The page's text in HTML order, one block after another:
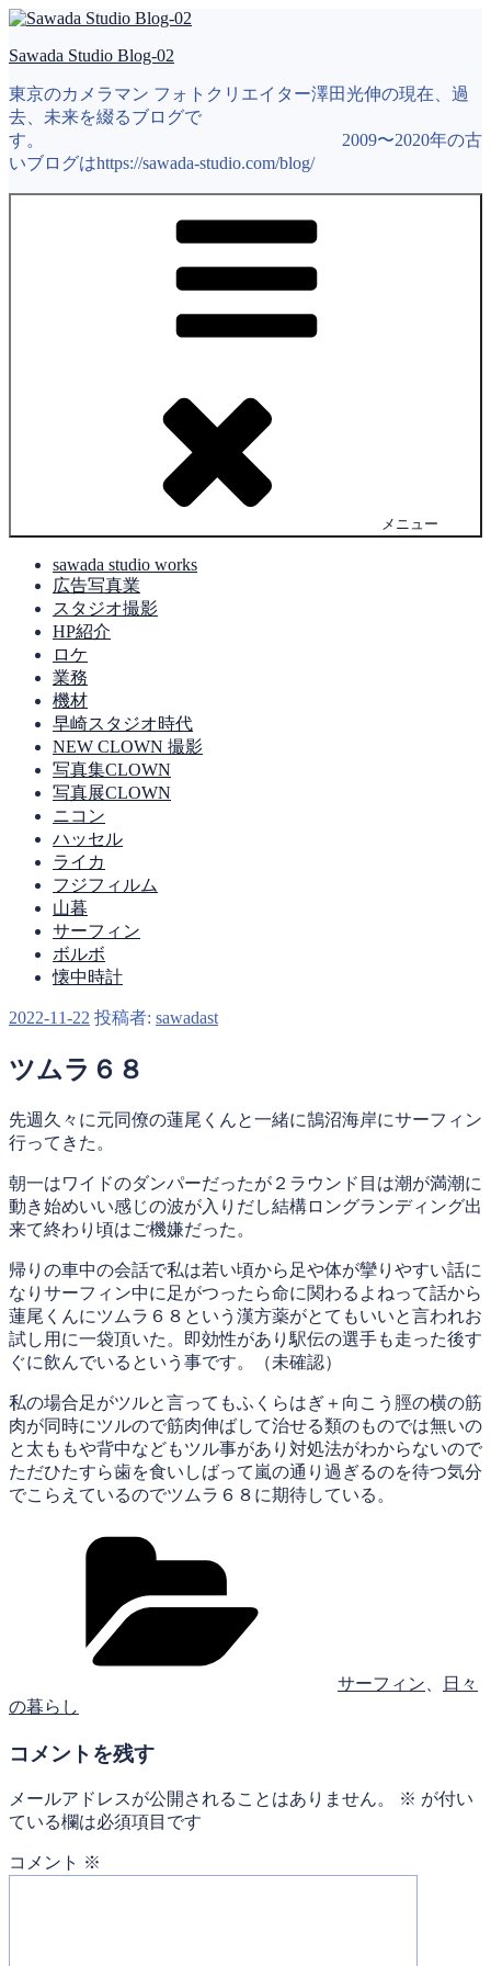
コ
テ
ン
ツ
へ
ス
Sawada Studio Blog-02
東京のカメラマン フォトクリエイター澤田光伸の現在、過
去、未来を綴るブログで
す。 2009〜2020年の古
いブログはhttps://sawada-studio.com/blog/
メニュー
sawada studio works
広告写真業
スタジオ撮影
HP紹介
ロケ
業務
機材
早崎スタジオ時代
NEW CLOWN 撮影
写真集CLOWN
写真展CLOWN
ニコン
ハッセル
ライカ
フジフィルム
山暮
サーフィン
ボルボ
懐中時計
投
日:
2022-11-22 投稿者: sawadast
ツムラ６８
先週久々に元同僚の蓮尾くんと一緒に鵠沼海岸にサーフィン
行ってきた。
朝一はワイドのダンパーだったが２ラウンド目は潮が満潮に
動き始めいい感じの波が入りだし結構ロングランディング出
来て終わり頃はご機嫌だった。
帰りの車中の会話で私は若い頃から足や体が攣りやすい話に
なりサーフィン中に足がつったら命に関わるよねって話から
蓮尾くんにツムラ６８という漢方薬がとてもいいと言われお
試し用に一袋頂いた。即効性があり駅伝の選手も走った後す
ぐに飲んでいるという事です。（未確認）
私の場合足がツルと言ってもふくらはぎ＋向こう脛の横の筋
肉が同時にツルので筋肉伸ばして治せる類のものでは無いの
と太ももや背中などもツル事があり対処法がわからないので
ただひたすら歯を食いしばって嵐の通り過ぎるのを待つ気分
でこらえているのでツムラ６８に期待している。
サーフィン
日々
の暮らし
コメントを残す
メールアドレスが公開されることはありません。 ※ が付い
ている欄は必須項目です
コメント ※